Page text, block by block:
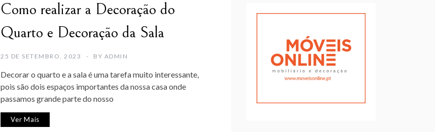
Como realizar a Decoração do
Quarto e Decoração da Sala
25 DE SETEMBRO, 2023 BY ADMIN
Decorar o quarto e a sala é uma tarefa muito interessante,
pois são dois espaços importantes da nossa casa onde
passamos grande parte do nosso
Ver Mais